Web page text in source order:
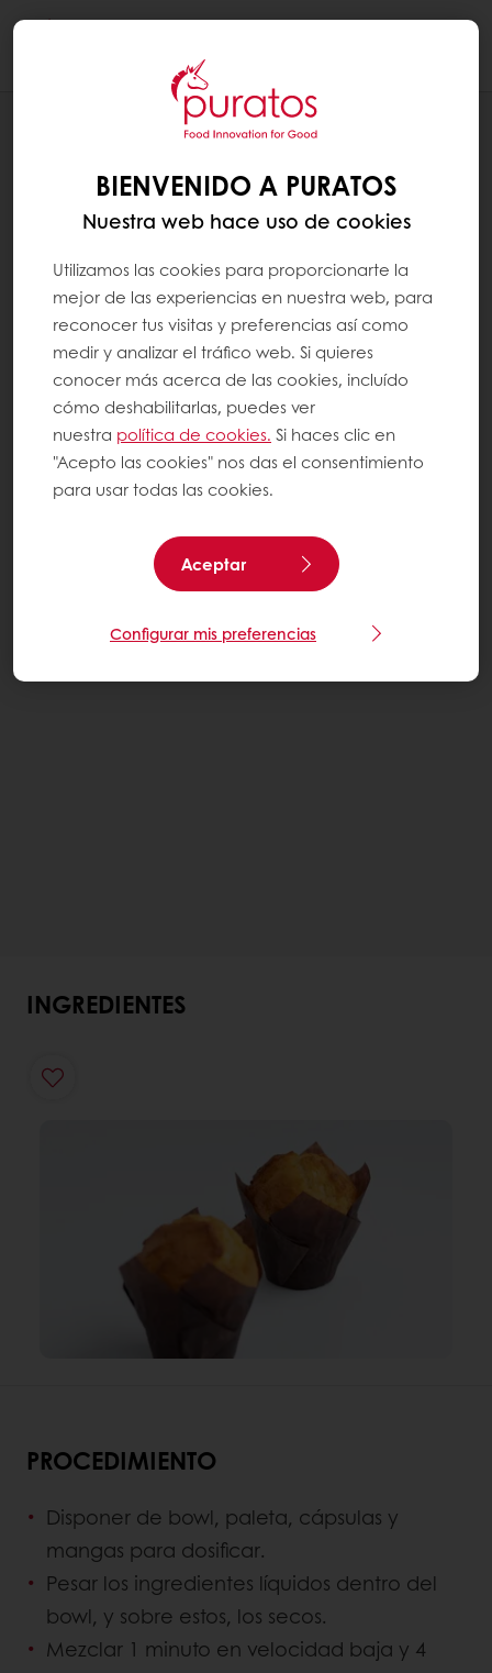
RECETAS
INGREDIENTES
PROCEDIMIENTO
Disponer de bowl, paleta, cápsulas y
mangas para dosificar.
Pesar los ingredientes líquidos dentro del
bowl, y sobre estos, los secos.
Mezclar 1 minuto en velocidad baja y 4
BIENVENIDO A PURATOS
Nuestra web hace uso de cookies
Utilizamos las cookies para proporcionarte la
mejor de las experiencias en nuestra web, para
reconocer tus visitas y preferencias así como
medir y analizar el tráfico web. Si quieres
conocer más acerca de las cookies, incluído
cómo deshabilitarlas, puedes ver
nuestra política de cookies. Si haces clic en
"Acepto las cookies" nos das el consentimiento
para usar todas las cookies.
Aceptar
Configurar mis preferencias